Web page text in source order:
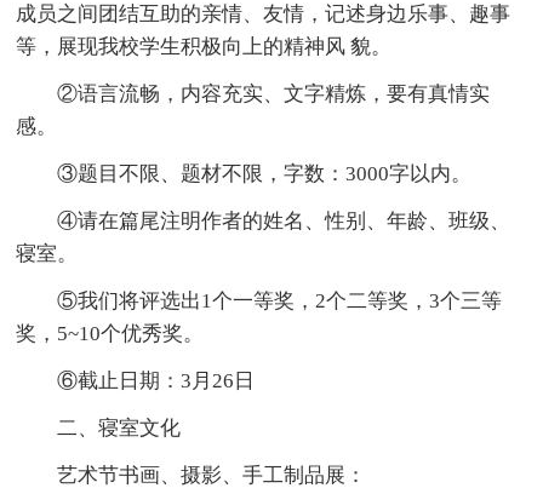
成员之间团结互助的亲情、友情，记述身边乐事、趣事
等，展现我校学生积极向上的精神风 貌。
②语言流畅，内容充实、文字精炼，要有真情实
感。
③题目不限、题材不限，字数：3000字以内。
④请在篇尾注明作者的姓名、性别、年龄、班级、
寝室。
⑤我们将评选出1个一等奖，2个二等奖，3个三等
奖，5~10个优秀奖。
⑥截止日期：3月26日
二、寝室文化
艺术节书画、摄影、手工制品展：